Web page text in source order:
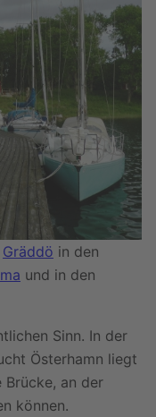
Gräddö in den
und in den
Sinn. In der
Österhamn liegt
Brücke, an der
können.